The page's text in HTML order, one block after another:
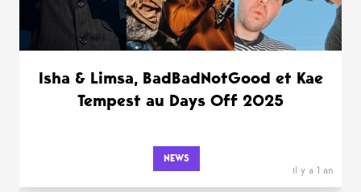
Isha & Limsa, BadBadNotGood et Kae
Tempest au Days Off 2025
NEWS
il y a 1 an